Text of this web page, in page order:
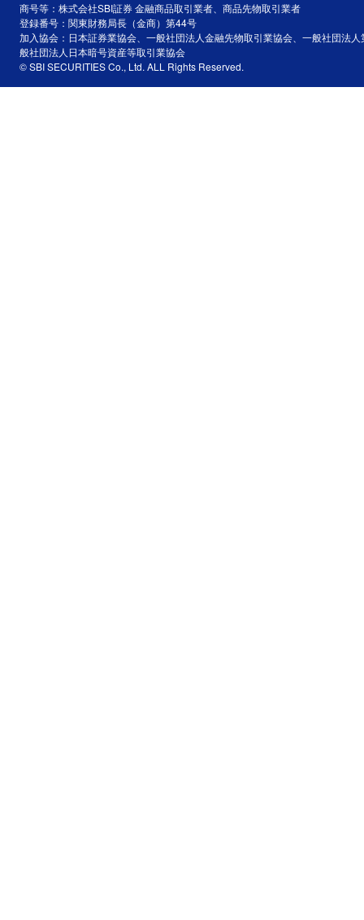
商号等：株式会社SBI証券 金融商品取引業者、商品先物取引業者
登録番号：関東財務局長（金商）第44号
加入協会：日本証券業協会、一般社団法人金融先物取引業協会、一般社団法
般社団法人日本暗号資産等取引業協会
© SBI SECURITIES Co., Ltd. ALL Rights Reserved.